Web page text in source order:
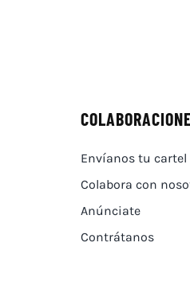
Envíanos tu cartel
Colabora con
Anúnciate
Contrátanos